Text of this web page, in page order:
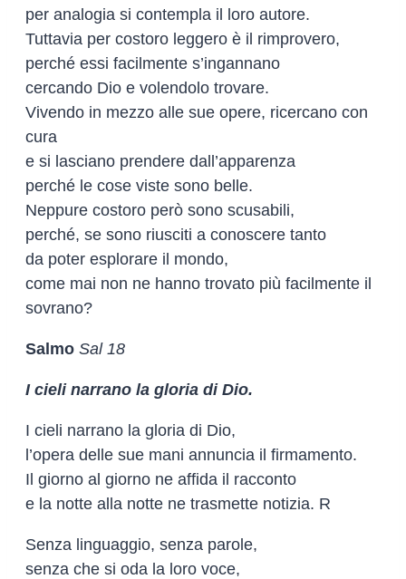
per analogia si contempla il loro autore.
Tuttavia per costoro leggero è il rimprovero,
perché essi facilmente s’ingannano
cercando Dio e volendolo trovare.
Vivendo in mezzo alle sue opere, ricercano con
cura
e si lasciano prendere dall’apparenza
perché le cose viste sono belle.
Neppure costoro però sono scusabili,
perché, se sono riusciti a conoscere tanto
da poter esplorare il mondo,
come mai non ne hanno trovato più facilmente il
sovrano?
Salmo Sal 18
I cieli narrano la gloria di Dio.
I cieli narrano la gloria di Dio,
l’opera delle sue mani annuncia il firmamento.
Il giorno al giorno ne affida il racconto
e la notte alla notte ne trasmette notizia. R
Senza linguaggio, senza parole,
senza che si oda la loro voce,